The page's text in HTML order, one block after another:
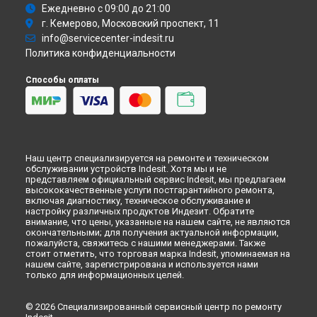
Ремонт кухонной плиты I5NSH1AE (W) Indesit в
Новокузнецке
Ремонт кухонной плиты I5NSH1AE (W) Indesit в
Ремонт кухонной плиты I5NSH1AE (W) Indesit в
Челнах
Ремонт кухонной плиты I5NSH1AE (W) Indesit в
Ежедневно с 09:00 до 21:00
г. Кемерово, Московский проспект, 11
info@servicecenter-indesit.ru
Политика конфиденциальности
Способы оплаты
Наш центр специализируется на ремонте и техническом
обслуживании устройств Indesit. Хотя мы и не
представляем официальный сервис Indesit, мы предлагаем
высококачественные услуги постгарантийного ремонта,
включая диагностику, техническое обслуживание и
настройку различных продуктов Индезит. Обратите
внимание, что цены, указанные на нашем сайте, не являются
окончательными; для получения актуальной информации,
пожалуйста, свяжитесь с нашими менеджерами. Также
стоит отметить, что торговая марка Indesit, упоминаемая на
нашем сайте, зарегистрирована и используется нами
только для информационных целей.
© 2026 Специализированный сервисный центр по ремонту